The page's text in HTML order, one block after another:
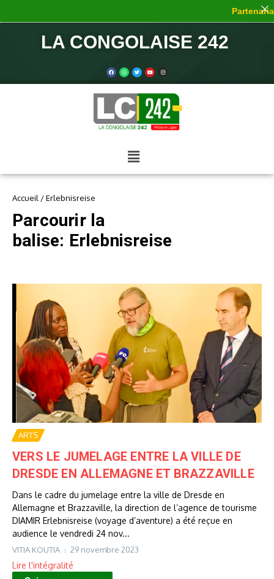
LA CONGOLAISE 242
Accueil /Erlebnisreise
Parcourir la
balise: Erlebnisreise
ARTS
VERS LE JUMELAGE ENTRE LA VILLE DE
DRESDE EN ALLEMAGNE ET BRAZZAVILLE
Dans le cadre du jumelage entre la ville de Dresde en
Allemagne et Brazzaville, la direction de l’agence de tourisme
DIAMIR Erlebnisreise (voyage d’aventure) a été reçue en
audience le vendredi 24 nov...
VITIA KOUTIA 29 novembre 2023
Lire l'intégralité